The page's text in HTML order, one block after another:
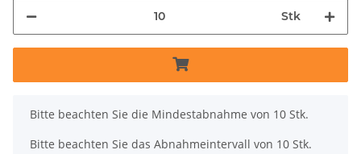
Stk
x
Bitte beachten Sie die Mindestabnahme von 10 Stk.
Bitte beachten Sie das Abnahmeintervall von 10 Stk.